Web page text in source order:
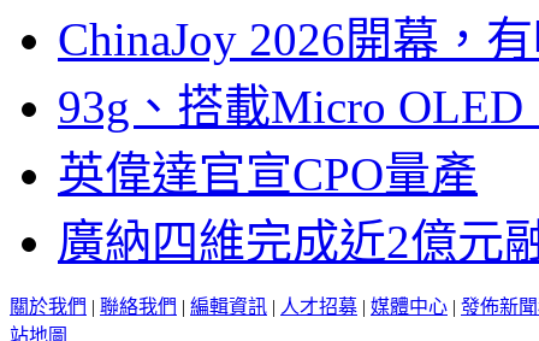
ChinaJoy 2026開幕，
93g、搭載Micro
英偉達官宣CPO量產
廣納四維完成近2億元
關於我們 | 聯絡我們 | 編輯資訊 | 人才招募 | 媒體中心 | 發佈新
站地圖